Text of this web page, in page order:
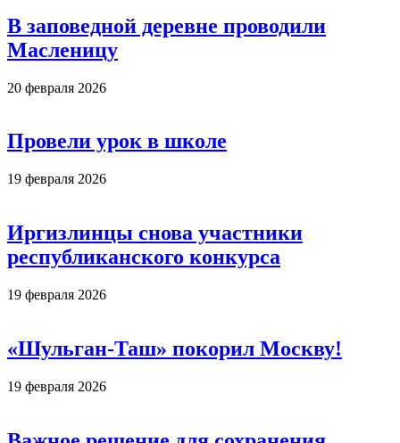
В заповедной деревне проводили
Масленицу
20 февраля 2026
Провели урок в школе
19 февраля 2026
Иргизлинцы снова участники
республиканского конкурса
19 февраля 2026
«Шульган-Таш» покорил Москву!
19 февраля 2026